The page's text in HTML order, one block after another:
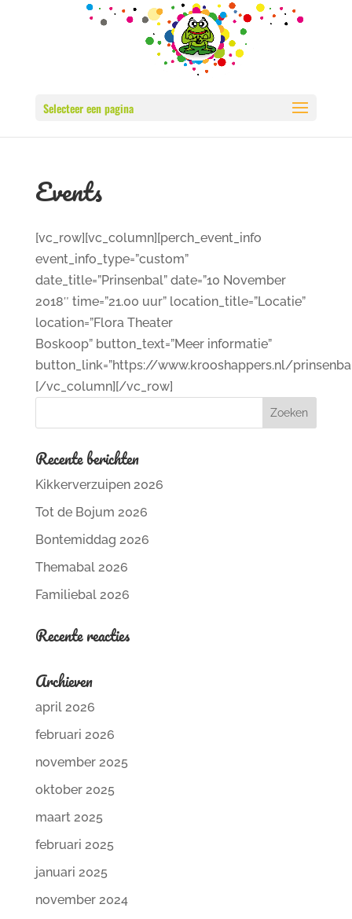
Selecteer een pagina
Events
[vc_row][vc_column][perch_event_info
event_info_type=”custom”
date_title=”Prinsenbal” date=”10 November
2018″ time=”21.00 uur” location_title=”Locatie”
location=”Flora Theater
Boskoop” button_text=”Meer informatie”
button_link=”https://www.krooshappers.nl/
[/vc_column][/vc_row]
Recente berichten
Kikkerverzuipen 2026
Tot de Bojum 2026
Bontemiddag 2026
Themabal 2026
Familiebal 2026
Recente reacties
Archieven
april 2026
februari 2026
november 2025
oktober 2025
maart 2025
februari 2025
januari 2025
november 2024